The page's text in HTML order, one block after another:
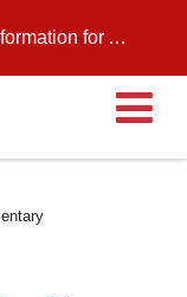
August 11, 2026